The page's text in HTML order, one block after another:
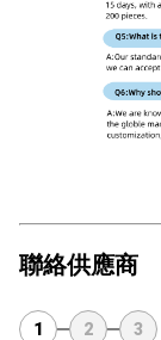
聯絡供應商
1 2 3